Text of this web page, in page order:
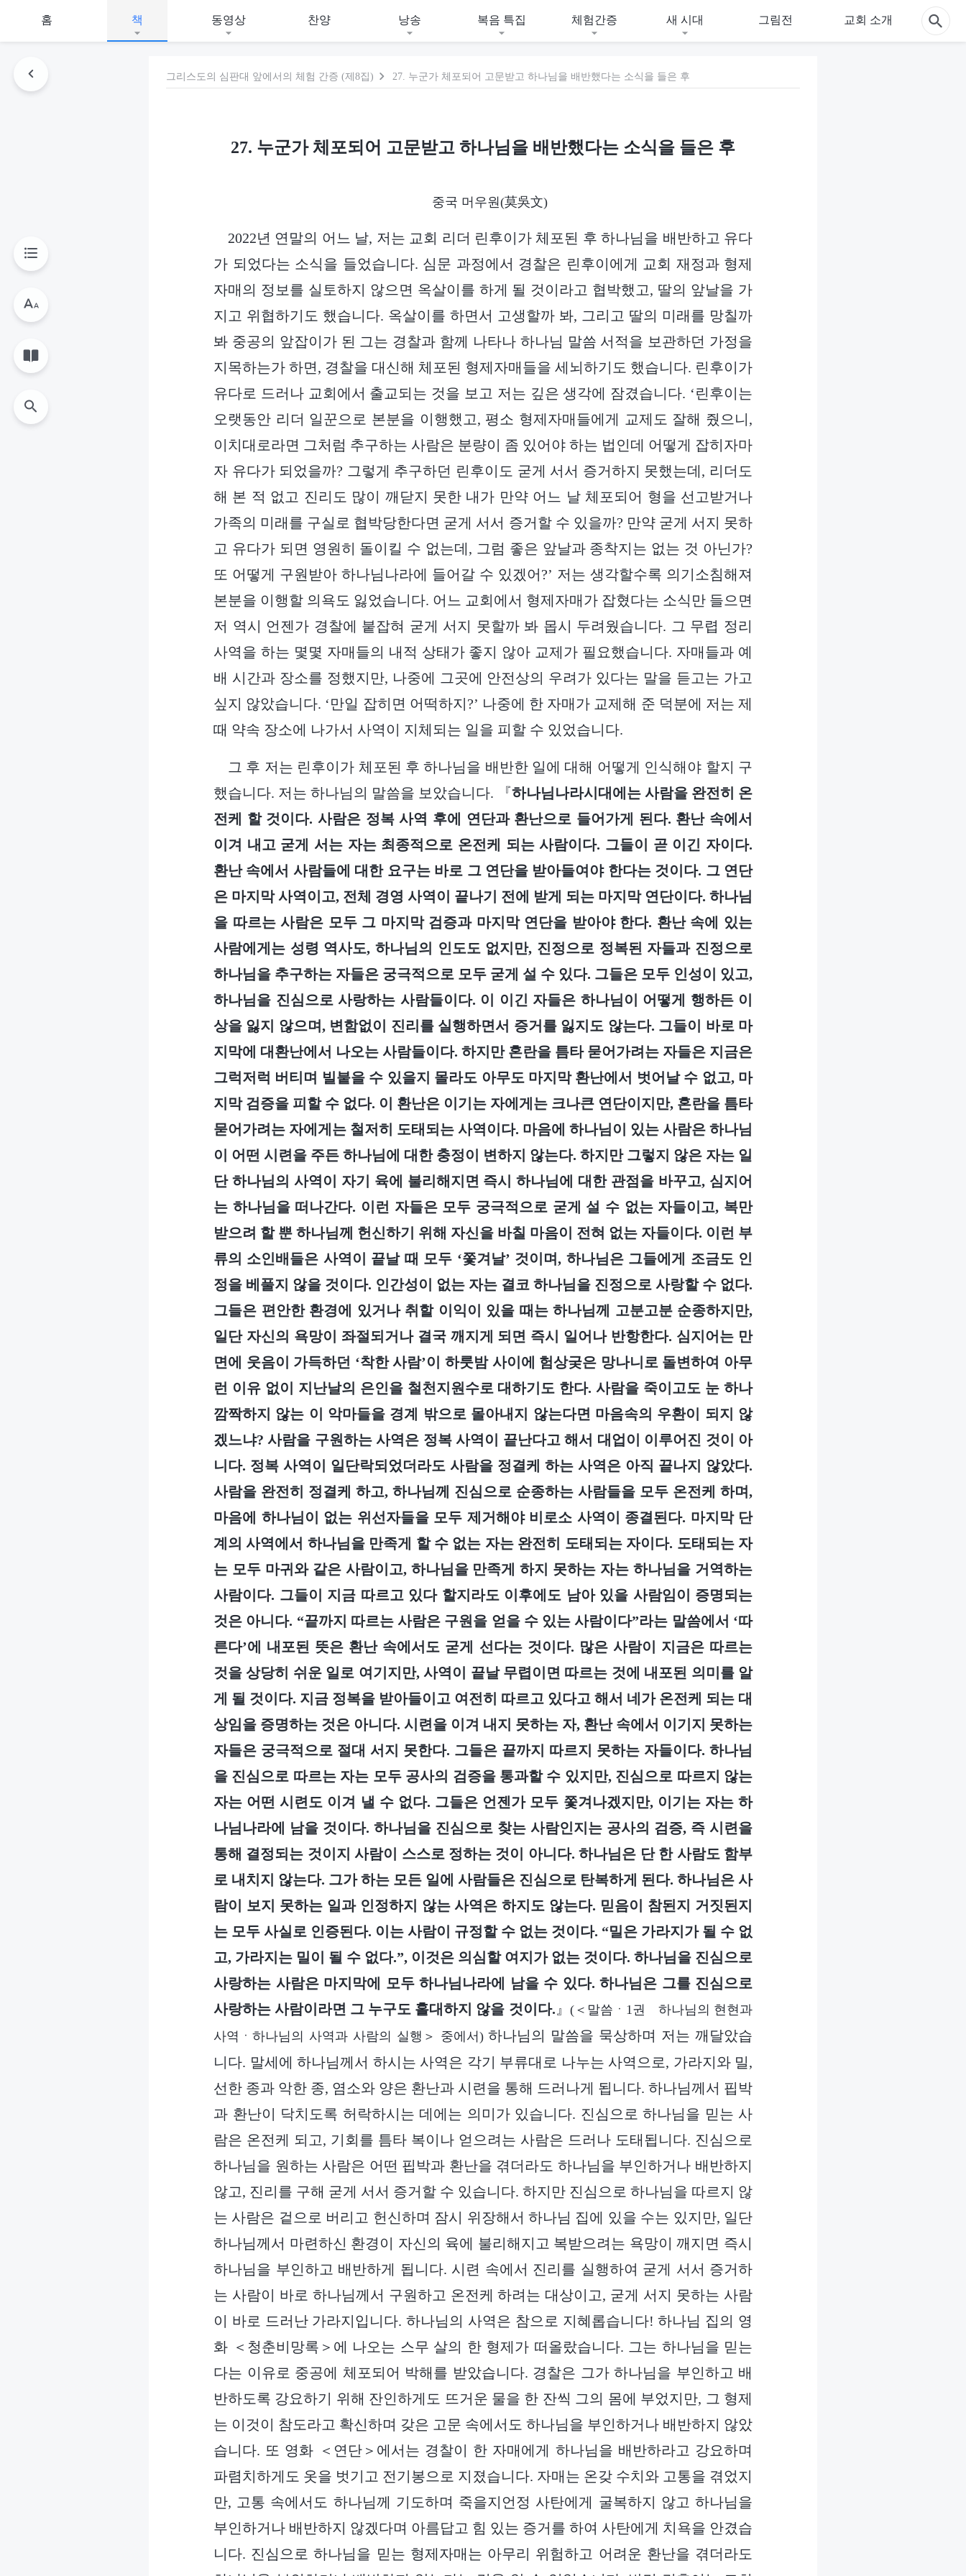
홈 책 동영상 찬양 낭송 복음 특집 체험간증 새 시대 그림전 교회 소개
그리스도의 심판대 앞에서의 체험 간증 (제8집) 27. 누군가 체포되어 고문받고 하나님을 배반했다는 소식을 들은 후
27. 누군가 체포되어 고문받고 하나님을 배반했다는 소식을 들은 후
중국 머우원(莫吳文)
2022년 연말의 어느 날, 저는 교회 리더 린후이가 체포된 후 하나님을 배반하고 유다
가 되었다는 소식을 들었습니다. 심문 과정에서 경찰은 린후이에게 교회 재정과 형제
자매의 정보를 실토하지 않으면 옥살이를 하게 될 것이라고 협박했고, 딸의 앞날을 가
지고 위협하기도 했습니다. 옥살이를 하면서 고생할까 봐, 그리고 딸의 미래를 망칠까
봐 중공의 앞잡이가 된 그는 경찰과 함께 나타나 하나님 말씀 서적을 보관하던 가정을
지목하는가 하면, 경찰을 대신해 체포된 형제자매들을 세뇌하기도 했습니다. 린후이가
유다로 드러나 교회에서 출교되는 것을 보고 저는 깊은 생각에 잠겼습니다. ‘린후이는
오랫동안 리더 일꾼으로 본분을 이행했고, 평소 형제자매들에게 교제도 잘해 줬으니,
이치대로라면 그처럼 추구하는 사람은 분량이 좀 있어야 하는 법인데 어떻게 잡히자마
자 유다가 되었을까? 그렇게 추구하던 린후이도 굳게 서서 증거하지 못했는데, 리더도
해 본 적 없고 진리도 많이 깨닫지 못한 내가 만약 어느 날 체포되어 형을 선고받거나
가족의 미래를 구실로 협박당한다면 굳게 서서 증거할 수 있을까? 만약 굳게 서지 못하
고 유다가 되면 영원히 돌이킬 수 없는데, 그럼 좋은 앞날과 종착지는 없는 것 아닌가?
또 어떻게 구원받아 하나님나라에 들어갈 수 있겠어?’ 저는 생각할수록 의기소침해져
본분을 이행할 의욕도 잃었습니다. 어느 교회에서 형제자매가 잡혔다는 소식만 들으면
저 역시 언젠가 경찰에 붙잡혀 굳게 서지 못할까 봐 몹시 두려웠습니다. 그 무렵 정리
사역을 하는 몇몇 자매들의 내적 상태가 좋지 않아 교제가 필요했습니다. 자매들과 예
배 시간과 장소를 정했지만, 나중에 그곳에 안전상의 우려가 있다는 말을 듣고는 가고
싶지 않았습니다. ‘만일 잡히면 어떡하지?’ 나중에 한 자매가 교제해 준 덕분에 저는 제
때 약속 장소에 나가서 사역이 지체되는 일을 피할 수 있었습니다.
그 후 저는 린후이가 체포된 후 하나님을 배반한 일에 대해 어떻게 인식해야 할지 구
했습니다. 저는 하나님의 말씀을 보았습니다. 『하나님나라시대에는 사람을 완전히 온
전케 할 것이다. 사람은 정복 사역 후에 연단과 환난으로 들어가게 된다. 환난 속에서
이겨 내고 굳게 서는 자는 최종적으로 온전케 되는 사람이다. 그들이 곧 이긴 자이다.
환난 속에서 사람들에 대한 요구는 바로 그 연단을 받아들여야 한다는 것이다. 그 연단
은 마지막 사역이고, 전체 경영 사역이 끝나기 전에 받게 되는 마지막 연단이다. 하나님
을 따르는 사람은 모두 그 마지막 검증과 마지막 연단을 받아야 한다. 환난 속에 있는
사람에게는 성령 역사도, 하나님의 인도도 없지만, 진정으로 정복된 자들과 진정으로
하나님을 추구하는 자들은 궁극적으로 모두 굳게 설 수 있다. 그들은 모두 인성이 있고,
하나님을 진심으로 사랑하는 사람들이다. 이 이긴 자들은 하나님이 어떻게 행하든 이
상을 잃지 않으며, 변함없이 진리를 실행하면서 증거를 잃지도 않는다. 그들이 바로 마
지막에 대환난에서 나오는 사람들이다. 하지만 혼란을 틈타 묻어가려는 자들은 지금은
그럭저럭 버티며 빌붙을 수 있을지 몰라도 아무도 마지막 환난에서 벗어날 수 없고, 마
지막 검증을 피할 수 없다. 이 환난은 이기는 자에게는 크나큰 연단이지만, 혼란을 틈타
묻어가려는 자에게는 철저히 도태되는 사역이다. 마음에 하나님이 있는 사람은 하나님
이 어떤 시련을 주든 하나님에 대한 충정이 변하지 않는다. 하지만 그렇지 않은 자는 일
단 하나님의 사역이 자기 육에 불리해지면 즉시 하나님에 대한 관점을 바꾸고, 심지어
는 하나님을 떠나간다. 이런 자들은 모두 궁극적으로 굳게 설 수 없는 자들이고, 복만
받으려 할 뿐 하나님께 헌신하기 위해 자신을 바칠 마음이 전혀 없는 자들이다. 이런 부
류의 소인배들은 사역이 끝날 때 모두 ‘쫓겨날’ 것이며, 하나님은 그들에게 조금도 인
정을 베풀지 않을 것이다. 인간성이 없는 자는 결코 하나님을 진정으로 사랑할 수 없다.
그들은 편안한 환경에 있거나 취할 이익이 있을 때는 하나님께 고분고분 순종하지만,
일단 자신의 욕망이 좌절되거나 결국 깨지게 되면 즉시 일어나 반항한다. 심지어는 만
면에 웃음이 가득하던 ‘착한 사람’이 하룻밤 사이에 험상궂은 망나니로 돌변하여 아무
런 이유 없이 지난날의 은인을 철천지원수로 대하기도 한다. 사람을 죽이고도 눈 하나
깜짝하지 않는 이 악마들을 경계 밖으로 몰아내지 않는다면 마음속의 우환이 되지 않
겠느냐? 사람을 구원하는 사역은 정복 사역이 끝난다고 해서 대업이 이루어진 것이 아
니다. 정복 사역이 일단락되었더라도 사람을 정결케 하는 사역은 아직 끝나지 않았다.
사람을 완전히 정결케 하고, 하나님께 진심으로 순종하는 사람들을 모두 온전케 하며,
마음에 하나님이 없는 위선자들을 모두 제거해야 비로소 사역이 종결된다. 마지막 단
계의 사역에서 하나님을 만족게 할 수 없는 자는 완전히 도태되는 자이다. 도태되는 자
는 모두 마귀와 같은 사람이고, 하나님을 만족게 하지 못하는 자는 하나님을 거역하는
사람이다. 그들이 지금 따르고 있다 할지라도 이후에도 남아 있을 사람임이 증명되는
것은 아니다. “끝까지 따르는 사람은 구원을 얻을 수 있는 사람이다”라는 말씀에서 ‘따
른다’에 내포된 뜻은 환난 속에서도 굳게 선다는 것이다. 많은 사람이 지금은 따르는
것을 상당히 쉬운 일로 여기지만, 사역이 끝날 무렵이면 따르는 것에 내포된 의미를 알
게 될 것이다. 지금 정복을 받아들이고 여전히 따르고 있다고 해서 네가 온전케 되는 대
상임을 증명하는 것은 아니다. 시련을 이겨 내지 못하는 자, 환난 속에서 이기지 못하는
자들은 궁극적으로 절대 서지 못한다. 그들은 끝까지 따르지 못하는 자들이다. 하나님
을 진심으로 따르는 자는 모두 공사의 검증을 통과할 수 있지만, 진심으로 따르지 않는
자는 어떤 시련도 이겨 낼 수 없다. 그들은 언젠가 모두 쫓겨나겠지만, 이기는 자는 하
나님나라에 남을 것이다. 하나님을 진심으로 찾는 사람인지는 공사의 검증, 즉 시련을
통해 결정되는 것이지 사람이 스스로 정하는 것이 아니다. 하나님은 단 한 사람도 함부
로 내치지 않는다. 그가 하는 모든 일에 사람들은 진심으로 탄복하게 된다. 하나님은 사
람이 보지 못하는 일과 인정하지 않는 사역은 하지도 않는다. 믿음이 참된지 거짓된지
는 모두 사실로 인증된다. 이는 사람이 규정할 수 없는 것이다. “밀은 가라지가 될 수 없
고, 가라지는 밀이 될 수 없다.”, 이것은 의심할 여지가 없는 것이다. 하나님을 진심으로
사랑하는 사람은 마지막에 모두 하나님나라에 남을 수 있다. 하나님은 그를 진심으로
사랑하는 사람이라면 그 누구도 홀대하지 않을 것이다. 』 (＜말씀ㆍ1권 하나님의 현현과
사역ㆍ하나님의 사역과 사람의 실행＞ 중에서)하나님의 말씀을 묵상하며 저는 깨달았습
니다. 말세에 하나님께서 하시는 사역은 각기 부류대로 나누는 사역으로, 가라지와 밀,
선한 종과 악한 종, 염소와 양은 환난과 시련을 통해 드러나게 됩니다. 하나님께서 핍박
과 환난이 닥치도록 허락하시는 데에는 의미가 있습니다. 진심으로 하나님을 믿는 사
람은 온전케 되고, 기회를 틈타 복이나 얻으려는 사람은 드러나 도태됩니다. 진심으로
하나님을 원하는 사람은 어떤 핍박과 환난을 겪더라도 하나님을 부인하거나 배반하지
않고, 진리를 구해 굳게 서서 증거할 수 있습니다. 하지만 진심으로 하나님을 따르지 않
는 사람은 겉으로 버리고 헌신하며 잠시 위장해서 하나님 집에 있을 수는 있지만, 일단
하나님께서 마련하신 환경이 자신의 육에 불리해지고 복받으려는 욕망이 깨지면 즉시
하나님을 부인하고 배반하게 됩니다. 시련 속에서 진리를 실행하여 굳게 서서 증거하
는 사람이 바로 하나님께서 구원하고 온전케 하려는 대상이고, 굳게 서지 못하는 사람
이 바로 드러난 가라지입니다. 하나님의 사역은 참으로 지혜롭습니다! 하나님 집의 영
화 ＜청춘비망록＞에 나오는 스무 살의 한 형제가 떠올랐습니다. 그는 하나님을 믿는
다는 이유로 중공에 체포되어 박해를 받았습니다. 경찰은 그가 하나님을 부인하고 배
반하도록 강요하기 위해 잔인하게도 뜨거운 물을 한 잔씩 그의 몸에 부었지만, 그 형제
는 이것이 참도라고 확신하며 갖은 고문 속에서도 하나님을 부인하거나 배반하지 않았
습니다. 또 영화 ＜연단＞에서는 경찰이 한 자매에게 하나님을 배반하라고 강요하며
파렴치하게도 옷을 벗기고 전기봉으로 지졌습니다. 자매는 온갖 수치와 고통을 겪었지
만, 고통 속에서도 하나님께 기도하며 죽을지언정 사탄에게 굴복하지 않고 하나님을
부인하거나 배반하지 않겠다며 아름답고 힘 있는 증거를 하여 사탄에게 치욕을 안겼습
니다. 진심으로 하나님을 믿는 형제자매는 아무리 위험하고 어려운 환난을 겪더라도